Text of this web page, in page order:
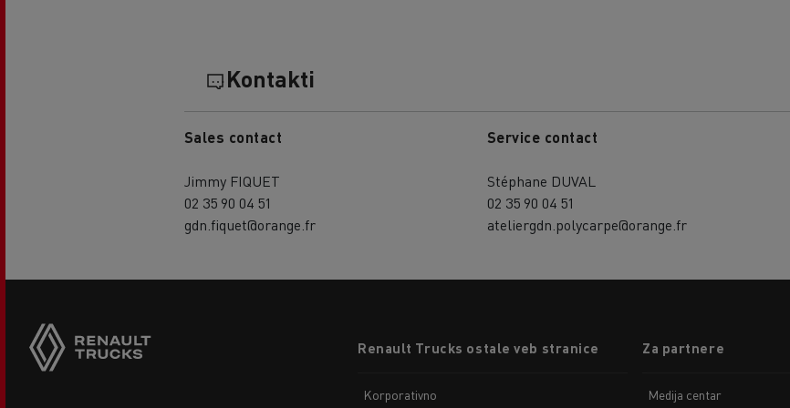
Kontakti
Sales contact
Jimmy FIQUET
02 35 90 04 51
gdn.fiquet@orange.fr
Service contact
Stéphane DUVAL
02 35 90 04 51
ateliergdn.polycarpe@orange.fr
menuRenault Trucks ostale veb stranice
Korporativno
Za partnere
Medija centar